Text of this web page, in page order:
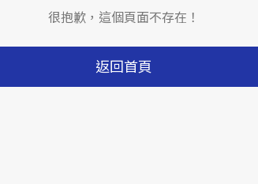
很抱歉，這個頁面不存在！
返回首頁